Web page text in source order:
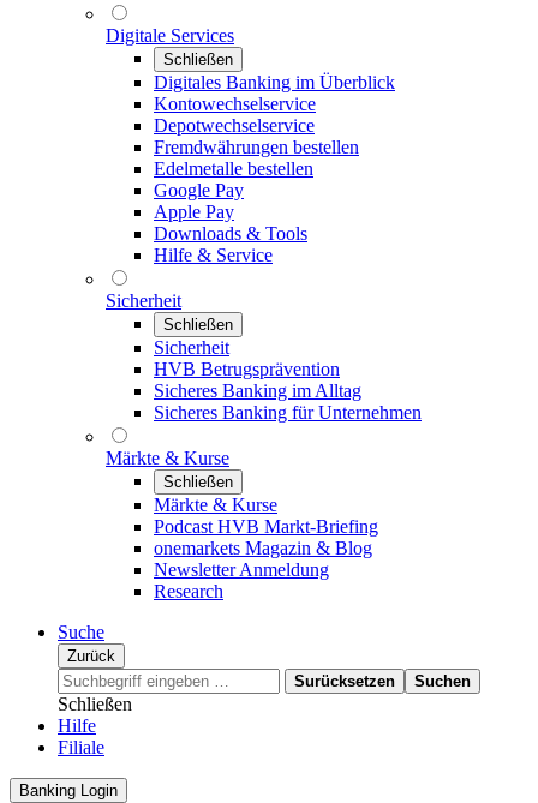
Digitale Services
Schließen
Digitales Banking im Überblick
Kontowechselservice
Depotwechselservice
Fremdwährungen bestellen
Edelmetalle bestellen
Google Pay
Apple Pay
Downloads & Tools
Hilfe & Service
Sicherheit
Schließen
Sicherheit
HVB Betrugsprävention
Sicheres Banking im Alltag
Sicheres Banking für Unternehmen
Märkte & Kurse
Schließen
Märkte & Kurse
Podcast HVB Markt-Briefing
onemarkets Magazin & Blog
Newsletter Anmeldung
Research
Suche
Zurück
Surücksetzen
Suchen
Schließen
Hilfe
Filiale
Banking Login